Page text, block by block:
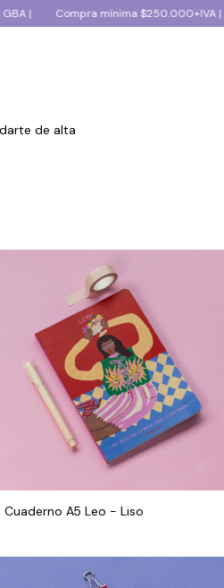
mínima $250.000+IVA | Envios a todo el
de alta
Cuaderno A5 Leo - Liso